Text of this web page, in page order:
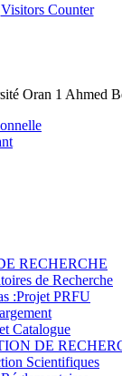
Visitors Counter
Oran 1 Ahmed
RECHERCHE
de Recherche
:Projet PRFU
Catalogue
DE
Scientifiques